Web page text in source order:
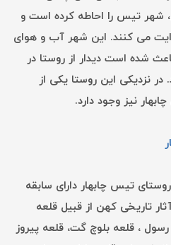
شهر تیس را احاطه کرده ‌است و
می کنند. این شهر آب و هوای
شده است دیدار از روستا در
نزدیکی این روستا یکی از
نیز وجود دارد.
تیس چابهار دارای سابقه‏
تاریخی کهن از قبیل قلعه
، قلعه بلوچ گت، قلعه پیروز